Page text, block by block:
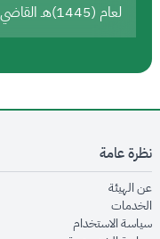
لعام (1445)هـ القاضي بتأييد الحكم برفض الدعوى
نظرة عامة
عن الهيئةin new window
الخدماتopens in new window
سياسة الاستخدام